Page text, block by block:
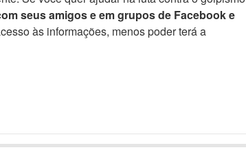
seus amigos e em grupos de Facebook e
às informações, menos poder terá a